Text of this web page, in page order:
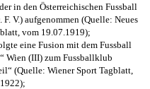
in den Österreichischen Fussball
F. V.) aufgenommen (Quelle: Neues
vom 19.07.1919);
eine Fusion mit dem Fussball
Wien (III) zum Fussballklub
(Quelle: Wiener Sport Tagblatt,